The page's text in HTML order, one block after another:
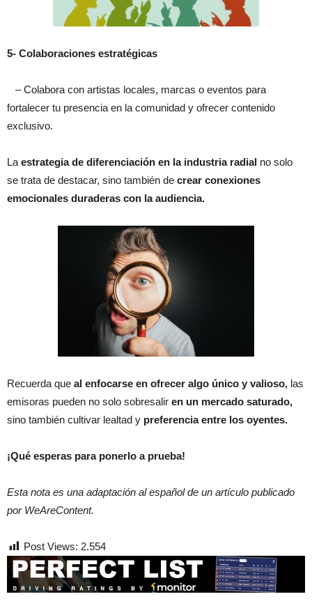
5- Colaboraciones estratégicas
– Colabora con artistas locales, marcas o eventos para
fortalecer tu presencia en la comunidad y ofrecer contenido
exclusivo.
La estrategia de diferenciación en la industria radial no solo
se trata de destacar, sino también de crear conexiones
emocionales duraderas con la audiencia.
Recuerda que al enfocarse en ofrecer algo único y valioso, las
emisoras pueden no solo sobresalir en un mercado saturado,
sino también cultivar lealtad y preferencia entre los oyentes.
¡Qué esperas para ponerlo a prueba!
Esta nota es una adaptación al español de un artículo publicado
por WeAreContent.
Post Views: 2.554